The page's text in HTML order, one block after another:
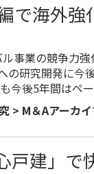
で海外
事業の競争力
の研究開発に今
今後5年間はペ
> M＆Aアーカ
戸建」で